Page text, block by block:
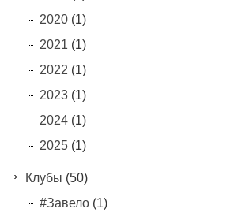
2020(1)
2021 (1)
2022 (1)
2023(1)
2024(1)
2025(1)
Клубы (50)
#Завело(1)